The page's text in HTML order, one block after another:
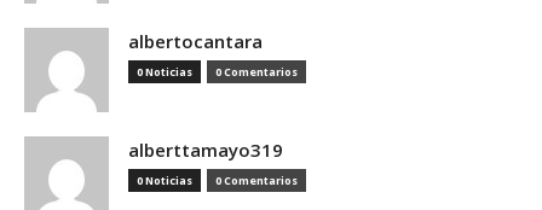
albertocantara
0 Noticias 0 Comentarios
alberttamayo319
0 Noticias 0 Comentarios